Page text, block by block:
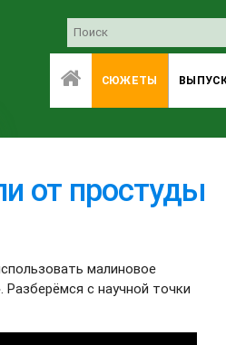
СЮЖЕТЫ
от простуды
малиновое
с научной точки